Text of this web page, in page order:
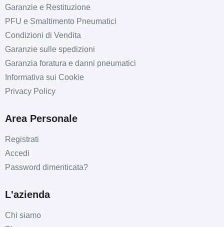
Garanzie e Restituzione
PFU e Smaltimento Pneumatici
Condizioni di Vendita
Garanzie sulle spedizioni
Garanzia foratura e danni pneumatici
Informativa sui Cookie
Privacy Policy
Area Personale
Registrati
Accedi
Password dimenticata?
L'azienda
Chi siamo